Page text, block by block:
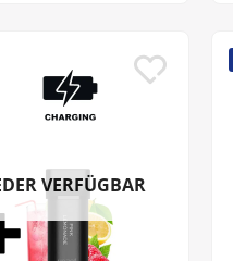
VERFÜGBAR